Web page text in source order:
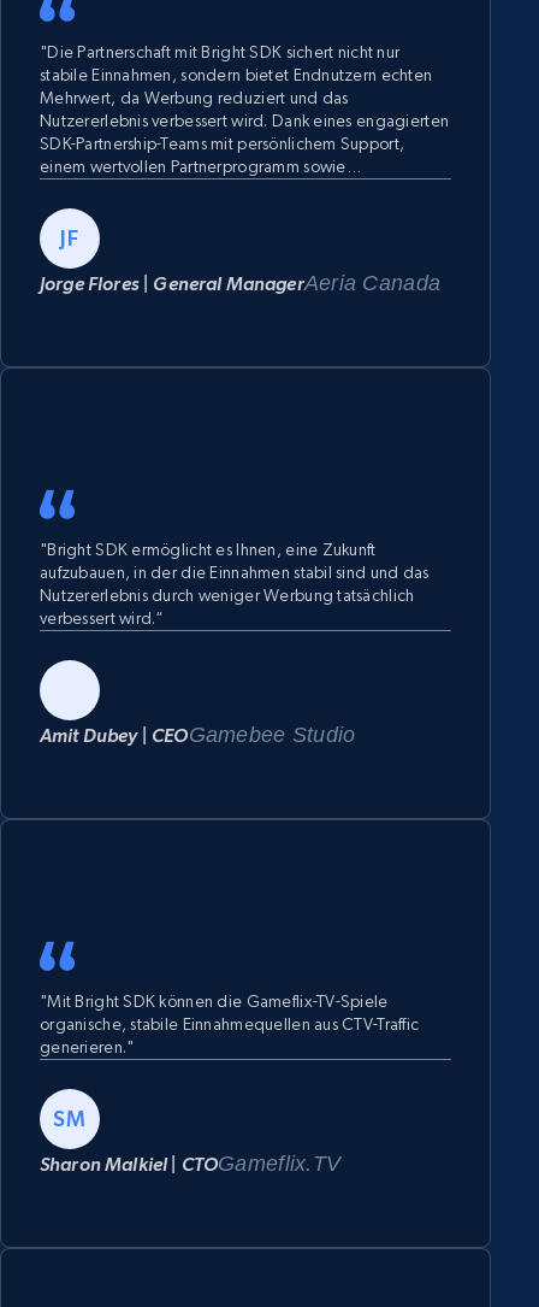
"Die Partnerschaft mit Bright SDK sichert nicht nur
stabile Einnahmen, sondern bietet Endnutzern echten
Mehrwert, da Werbung reduziert und das
Nutzererlebnis verbessert wird. Dank eines engagierten
SDK-Partnership-Teams mit persönlichem Support,
einem wertvollen Partnerprogramm sowie
Unternehmen ihr Wachstum durch gezielte User-
Akquise und innovative App-Entwicklung beschleunigen
– unterstützt durch eine schnelle und einfache
Implementierung."
JF
Jorge Flores | General ManagerAeria Canada
"Bright SDK ermöglicht es Ihnen, eine Zukunft
aufzubauen, in der die Einnahmen stabil sind und das
Nutzererlebnis durch weniger Werbung tatsächlich
verbessert wird.“
Amit Dubey | CEOGamebee Studio
"Mit Bright SDK können die Gameflix-TV-Spiele
organische, stabile Einnahmequellen aus CTV-Traffic
generieren."
SM
Sharon Malkiel | CTOGameflix.TV